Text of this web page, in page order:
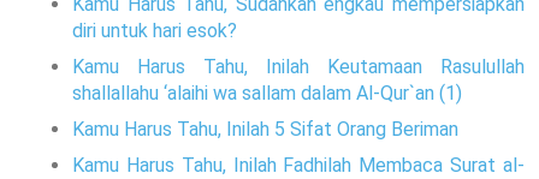
Kamu Harus Tahu, Sudahkah engkau mempersiapkan
diri untuk hari esok?
Kamu Harus Tahu, Inilah Keutamaan Rasulullah
shallallahu ‘alaihi wa sallam dalam Al-Qur`an (1)
Kamu Harus Tahu, Inilah 5 Sifat Orang Beriman
Kamu Harus Tahu, Inilah Fadhilah Membaca Surat al-